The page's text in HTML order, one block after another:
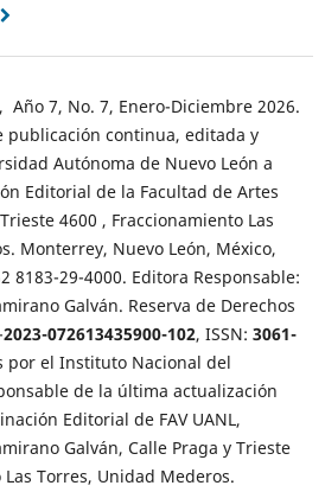
Año 7, No. 7, Enero-Diciembre 2026.
publicación continua, editada y
Autónoma de Nuevo León a
Editorial de la Facultad de Artes
4600 , Fraccionamiento Las
Monterrey, Nuevo León, México,
8183-29-4000. Editora Responsable:
Galván. Reserva de Derechos
2023-072613435900-102, ISSN: 3061-
por el Instituto Nacional del
de la última actualización
Editorial de FAV UANL,
Galván, Calle Praga y Trieste
Torres, Unidad Mederos.